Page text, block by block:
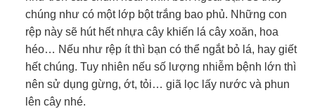
chúng như có một lớp bột trắng bao phủ. Những con
rệp này sẽ hút hết nhựa cây khiến lá cây xoăn, hoa
héo… Nếu như rệp ít thì bạn có thể ngắt bỏ lá, hay giết
hết chúng. Tuy nhiên nếu số lượng nhiễm bệnh lớn thì
nên sử dụng gừng, ớt, tỏi… giã lọc lấy nước và phun
lên cây nhé.